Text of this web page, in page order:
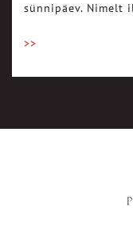
sünnipäev. Nimelt
>>